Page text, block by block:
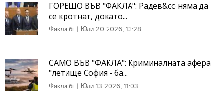
ГОРЕЩО ВЪВ "ФАКЛА": Радев&co няма да
се кротнат, докато...
Факла.бг | Юли 20 2026, 13:28
САМО ВЪВ "ФАКЛА": Криминалната афера
"летище София - ба...
Факла.бг | Юли 13 2026, 11:03